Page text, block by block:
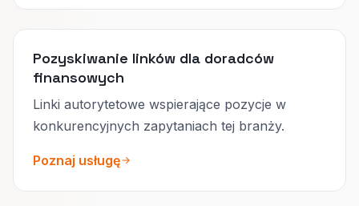
Pozyskiwanie linków dla doradców
finansowych
Linki autorytetowe wspierające pozycje w
konkurencyjnych zapytaniach tej branży.
Poznaj usługę